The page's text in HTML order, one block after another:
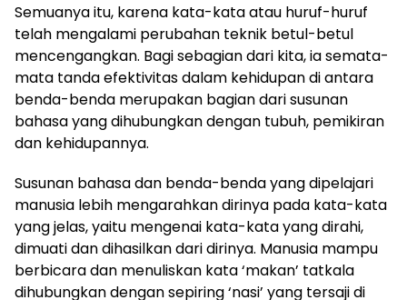
Semuanya itu, karena kata-kata atau huruf-huruf
telah mengalami perubahan teknik betul-betul
mencengangkan. Bagi sebagian dari kita, ia semata-
mata tanda efektivitas dalam kehidupan di antara
benda-benda merupakan bagian dari susunan
bahasa yang dihubungkan dengan tubuh, pemikiran
dan kehidupannya.
Susunan bahasa dan benda-benda yang dipelajari
manusia lebih mengarahkan dirinya pada kata-kata
yang jelas, yaitu mengenai kata-kata yang dirahi,
dimuati dan dihasilkan dari dirinya. Manusia mampu
berbicara dan menuliskan kata ‘makan’ tatkala
dihubungkan dengan sepiring ‘nasi’ yang tersaji di